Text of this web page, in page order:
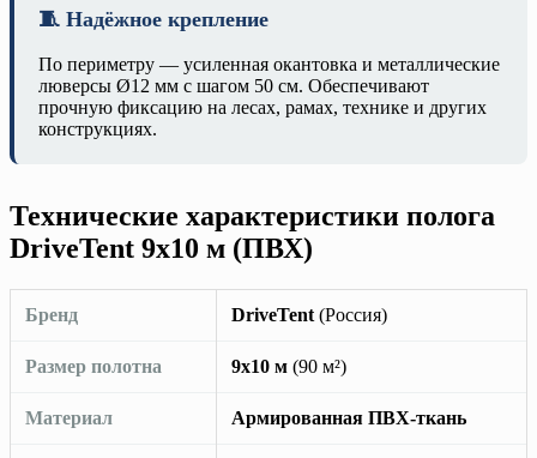
🧵 Надёжное крепление
По периметру — усиленная окантовка и металлические
люверсы Ø12 мм с шагом 50 см. Обеспечивают
прочную фиксацию на лесах, рамах, технике и других
конструкциях.
Технические характеристики полога
DriveTent 9х10 м (ПВХ)
Бренд DriveTent (Россия)
Размер полотна 9х10 м (90 м²)
Материал Армированная ПВХ-ткань